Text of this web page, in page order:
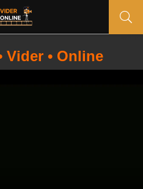
Vider • Online